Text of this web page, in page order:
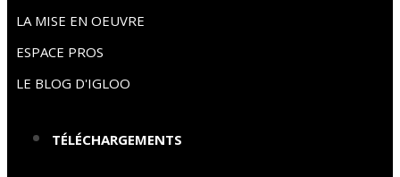
LA MISE EN OEUVRE
ESPACE PROS
LE BLOG D'IGLOO
TÉLÉCHARGEMENTS